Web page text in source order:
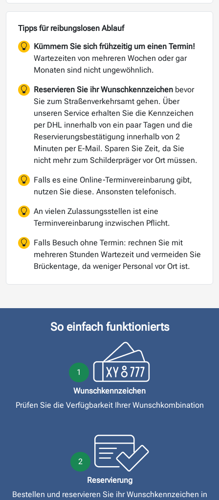
Tipps für reibungslosen Ablauf
Kümmern Sie sich frühzeitig um einen Termin!
Wartezeiten von mehreren Wochen oder gar
Monaten sind nicht ungewöhnlich.
Reservieren Sie ihr Wunschkennzeichen bevor
Sie zum Straßenverkehrsamt gehen. Über
unseren Service erhalten Sie die Kennzeichen
per DHL innerhalb von ein paar Tagen und die
Reservierungsbestätigung innerhalb von 2
Minuten per E-Mail. Sparen Sie Zeit, da Sie
nicht mehr zum Schilderpräger vor Ort müssen.
Falls es eine Online-Terminvereinbarung gibt,
nutzen Sie diese. Ansonsten telefonisch.
An vielen Zulassungsstellen ist eine
Terminvereinbarung inzwischen Pflicht.
Falls Besuch ohne Termin: rechnen Sie mit
mehreren Stunden Wartezeit und vermeiden Sie
Brückentage, da weniger Personal vor Ort ist.
So einfach funktionierts
1
Wunschkennzeichen
Prüfen Sie die Verfügbarkeit Ihrer Wunschkombination
2
Reservierung
Bestellen und reservieren Sie ihr Wunschkennzeichen in